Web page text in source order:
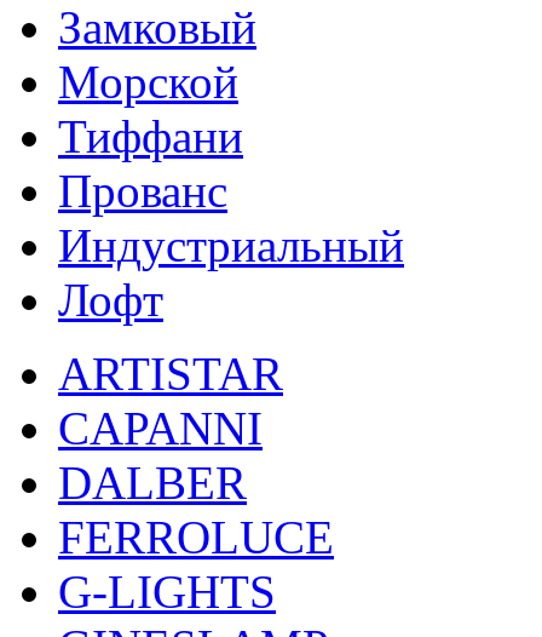
Замковый
Морской
Тиффани
Прованс
Индустриальный
Лофт
ARTISTAR
CAPANNI
DALBER
FERROLUCE
G-LIGHTS